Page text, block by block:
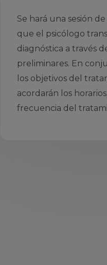
Se hará una sesión
que el psicólogo
diagnóstica a través
preliminares. En
los objetivos del
acordarán los
frecuencia del